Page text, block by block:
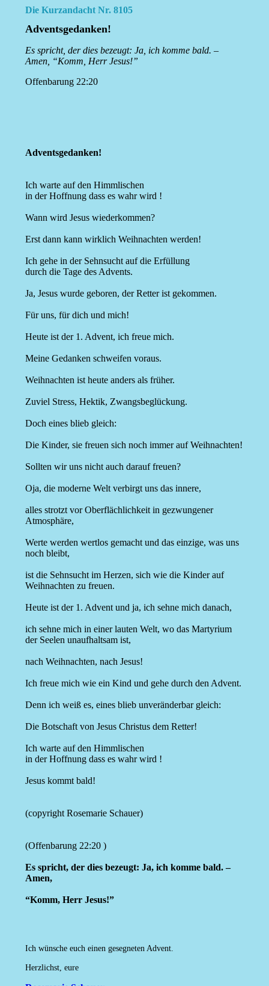
Die Kurzandacht Nr. 8105
Adventsgedanken!
Es spricht, der dies bezeugt: Ja, ich komme bald. –
Amen, “Komm, Herr Jesus!”
Offenbarung 22:20
Adventsgedanken!
Ich warte auf den Himmlischen
in der Hoffnung dass es wahr wird !
Wann wird Jesus wiederkommen?
Erst dann kann wirklich Weihnachten werden!
Ich gehe in der Sehnsucht auf die Erfüllung
durch die Tage des Advents.
Ja, Jesus wurde geboren, der Retter ist gekommen.
Für uns, für dich und mich!
Heute ist der 1. Advent, ich freue mich.
Meine Gedanken schweifen voraus.
Weihnachten ist heute anders als früher.
Zuviel Stress, Hektik, Zwangsbeglückung.
Doch eines blieb gleich:
Die Kinder, sie freuen sich noch immer auf Weihnachten!
Sollten wir uns nicht auch darauf freuen?
Oja, die moderne Welt verbirgt uns das innere,
alles strotzt vor Oberflächlichkeit in gezwungener
Atmosphäre,
Werte werden wertlos gemacht und das einzige, was uns
noch bleibt,
ist die Sehnsucht im Herzen, sich wie die Kinder auf
Weihnachten zu freuen.
Heute ist der 1. Advent und ja, ich sehne mich danach,
ich sehne mich in einer lauten Welt, wo das Martyrium
der Seelen unaufhaltsam ist,
nach Weihnachten, nach Jesus!
Ich freue mich wie ein Kind und gehe durch den Advent.
Denn ich weiß es, eines blieb unveränderbar gleich:
Die Botschaft von Jesus Christus dem Retter!
Ich warte auf den Himmlischen
in der Hoffnung dass es wahr wird !
Jesus kommt bald!
(copyright Rosemarie Schauer)
(Offenbarung 22:20 )
Es spricht, der dies bezeugt: Ja, ich komme bald. –
Amen,
“Komm, Herr Jesus!”
Ich wünsche euch einen gesegneten Advent.
Herzlichst, eure